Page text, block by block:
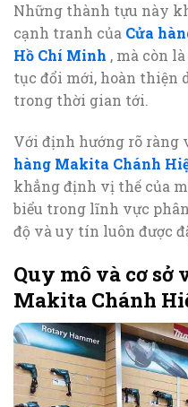
Những thành tựu này
cạnh tranh của Cửa
Hồ Chí Minh , mà còn
tục đổi mới, hoàn thiện
trong thời gian tới.
Với định hướng rõ ràng
hàng Makita Chánh
khẳng định vị thế của
biểu trong lĩnh vực
độ và uy tín luôn được
Quy mô và cơ sở
Makita Chánh